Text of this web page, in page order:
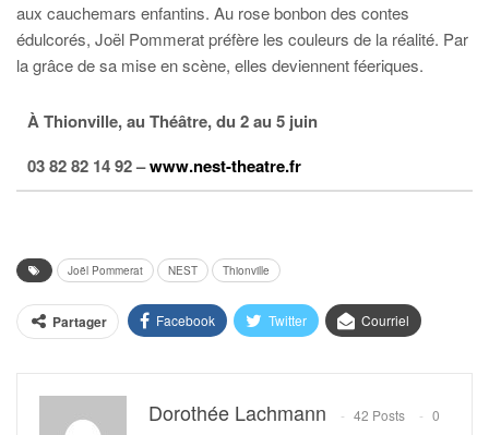
aux cauchemars enfantins. Au rose bonbon des contes
édulcorés, Joël Pommerat préfère les couleurs de la réalité. Par
la grâce de sa mise en scène, elles deviennent féeriques.
À Thionville, au Théâtre, du 2 au 5 juin
03 82 82 14 92 –www.nest-theatre.fr
Joël Pommerat NEST Thionville
Partager Facebook Twitter Courriel
Dorothée Lachmann 42 Posts 0